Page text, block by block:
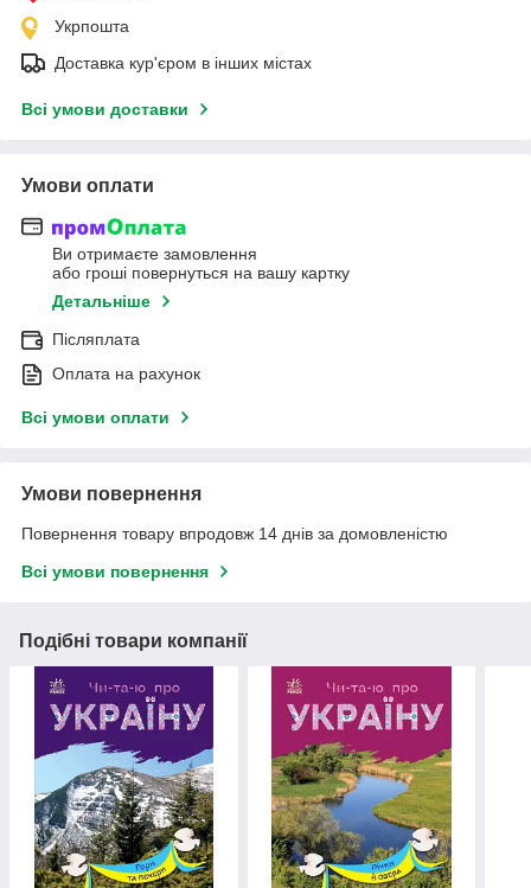
Укрпошта
Доставка кур'єром в інших містах
Всі умови доставки
Умови оплати
Ви отримаєте замовлення
або гроші повернуться на вашу картку
Детальніше
Післяплата
Оплата на рахунок
Всі умови оплати
Умови повернення
Повернення товару впродовж 14 днів за домовленістю
Всі умови повернення
Подібні товари компанії